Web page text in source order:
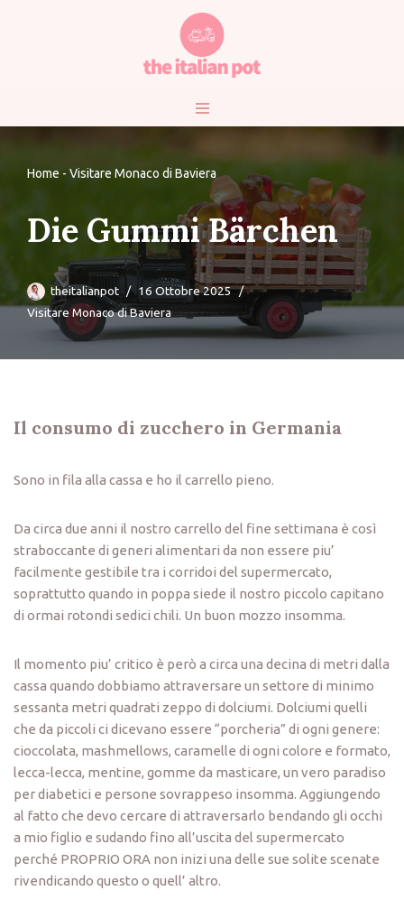
Home - Visitare Monaco di Baviera
Die Gummi Bärchen
theitalianpot
16 Ottobre 2025
Visitare Monaco di Baviera
Il consumo di zucchero in Germania
Sono in fila alla cassa e ho il carrello pieno.
Da circa due anni il nostro carrello del fine settimana è così
straboccante di generi alimentari da non essere piu’
facilmente gestibile tra i corridoi del supermercato,
soprattutto quando in poppa siede il nostro piccolo capitano
di ormai rotondi sedici chili. Un buon mozzo insomma.
Il momento piu’ critico è però a circa una decina di metri dalla
cassa quando dobbiamo attraversare un settore di minimo
sessanta metri quadrati zeppo di dolciumi. Dolciumi quelli
che da piccoli ci dicevano essere “porcheria” di ogni genere:
cioccolata, mashmellows, caramelle di ogni colore e formato,
lecca-lecca, mentine, gomme da masticare, un vero paradiso
per diabetici e persone sovrappeso insomma. Aggiungendo
al fatto che devo cercare di attraversarlo bendando gli occhi
a mio figlio e sudando fino all’uscita del supermercato
perché PROPRIO ORA non inizi una delle sue solite scenate
rivendicando questo o quell’ altro.